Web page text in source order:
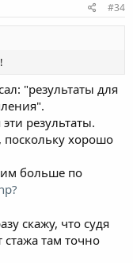
#34
"результаты для
результаты.
поскольку хорошо
больше по
скажу, что судя
там точно